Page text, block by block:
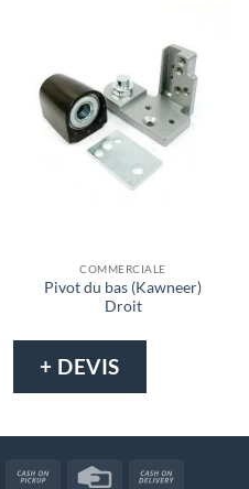
COMMERCIALE
Pivot du bas (Kawneer)
Droit
+ DEVIS
MasterCardCash Credit